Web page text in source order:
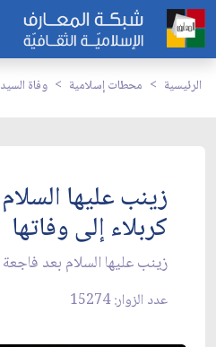
الرئيسية محطات إسلامية وفاة
زينب عليها
كربلاء إلى وفاتها
زينب عليها السلام بعد فاجعة
عدد الزوار: 15274